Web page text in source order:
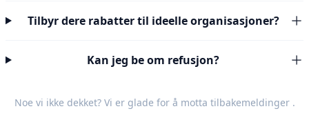
Tilbyr dere rabatter til ideelle organisasjoner?
Kan jeg be om refusjon?
Noe vi ikke dekket? Vi er glade for å motta tilbakemeldinger.